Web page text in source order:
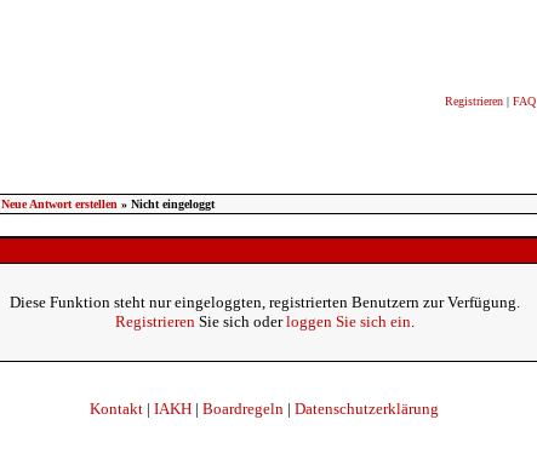
Registrieren | FAQ
Neue Antwort erstellen » Nicht eingeloggt
Diese Funktion steht nur eingeloggten, registrierten Benutzern zur Verfügung.
RegistrierenSie sich oderloggen Sie sich ein.
Kontakt | IAKH | Boardregeln | Datenschutzerklärung